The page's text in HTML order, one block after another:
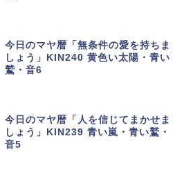
今日のマヤ暦「無条件の愛を持ちま
しょう」KIN240 黄色い太陽・青い
鷲・音6
今日のマヤ暦「人を信じてまかせま
しょう」KIN239 青い嵐・青い鷲・
音5